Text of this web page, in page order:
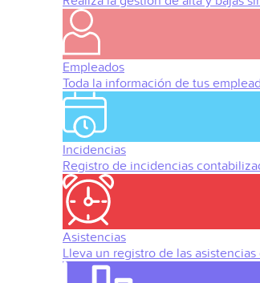
Empleados
Toda la información de tus
Incidencias
Registro de incidencias
Asistencias
Lleva un registro de las